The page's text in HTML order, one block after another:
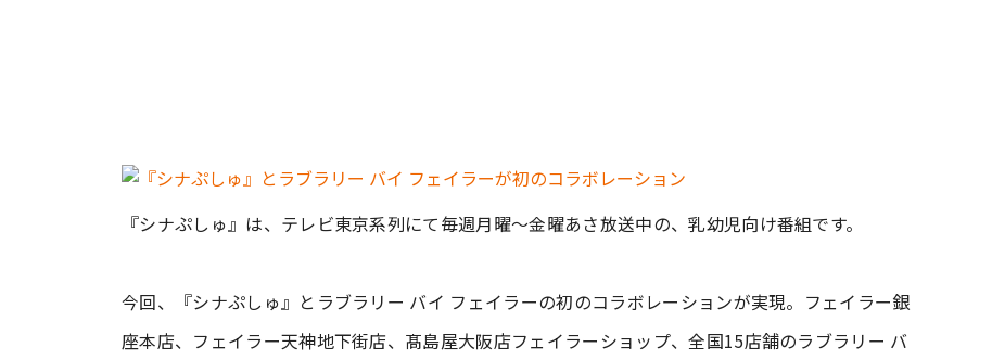
『シナぷしゅ』は、テレビ東京系列にて毎週月曜〜金曜あさ放送中の、乳幼児向け番組です。
今回、『シナぷしゅ』とラブラリー バイ フェイラーの初のコラボレーションが実現。フェイラー銀
座本店、フェイラー天神地下街店、髙島屋大阪店フェイラーショップ、全国15店舗のラブラリー バ